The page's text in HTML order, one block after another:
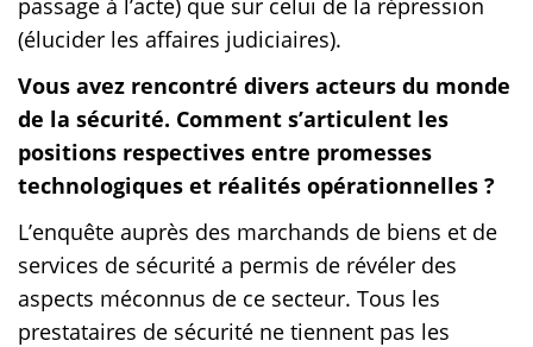
(élucider les affaires judiciaires).
Vous avez rencontré divers acteurs du monde
de la sécurité. Comment s’articulent les
positions respectives entre promesses
technologiques et réalités opérationnelles ?
L’enquête auprès des marchands de biens et de
services de sécurité a permis de révéler des
aspects méconnus de ce secteur. Tous les
prestataires de sécurité ne tiennent pas les